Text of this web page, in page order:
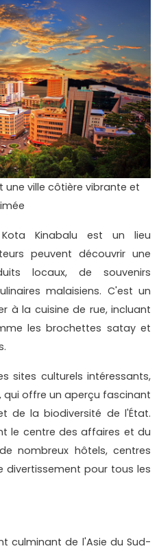
une ville côtière vibrante et
Kinabalu est un lieu
peuvent découvrir une
locaux, de souvenirs
malaisiens. C'est un
à la cuisine de rue, incluant
les brochettes satay et
sites culturels intéressants,
qui offre un aperçu fascinant
de la biodiversité de l'État.
le centre des affaires et du
nombreux hôtels, centres
pour tous les
culminant de l'Asie du Sud-